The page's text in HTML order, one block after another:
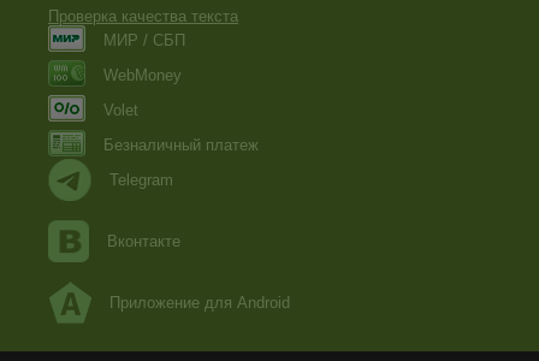
Проверка качества текста
МИР / СБП
WebMoney
Volet
Безналичный платеж
Telegram
Вконтакте
Приложение для Android